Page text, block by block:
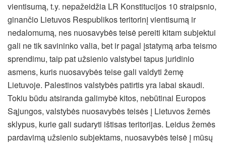
vientisumą, t.y. nepažeidžia LR Konstitucijos 10 straipsnio,
ginančio Lietuvos Respublikos teritorinį vientisumą ir
nedalomumą, nes nuosavybės teisė pereiti kitam subjektui
gali ne tik savininko valia, bet ir pagal įstatymą arba teismo
sprendimu, taip pat užsienio valstybei tapus juridinio
asmens, kuris nuosavybės teise gali valdyti žemę
Lietuvoje. Palestinos valstybės patirtis yra labai skaudi.
Tokiu būdu atsiranda galimybė kitos, nebūtinai Europos
Sąjungos, valstybės nuosavybės teisės į Lietuvos žemės
sklypus, kurie gali sudaryti ištisas teritorijas. Leidus žemės
pardavimą užsienio subjektams, nuosavybės teisė į mūsų